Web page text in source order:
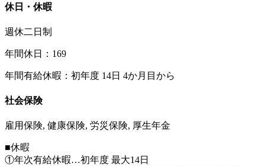
休日・休暇
週休二日制
年間休日：169
年間有給休暇：初年度 14日 4か月目から
社会保険
雇用保険, 健康保険, 労災保険, 厚生年金
■休暇
①年次有給休暇…初年度 最大14日